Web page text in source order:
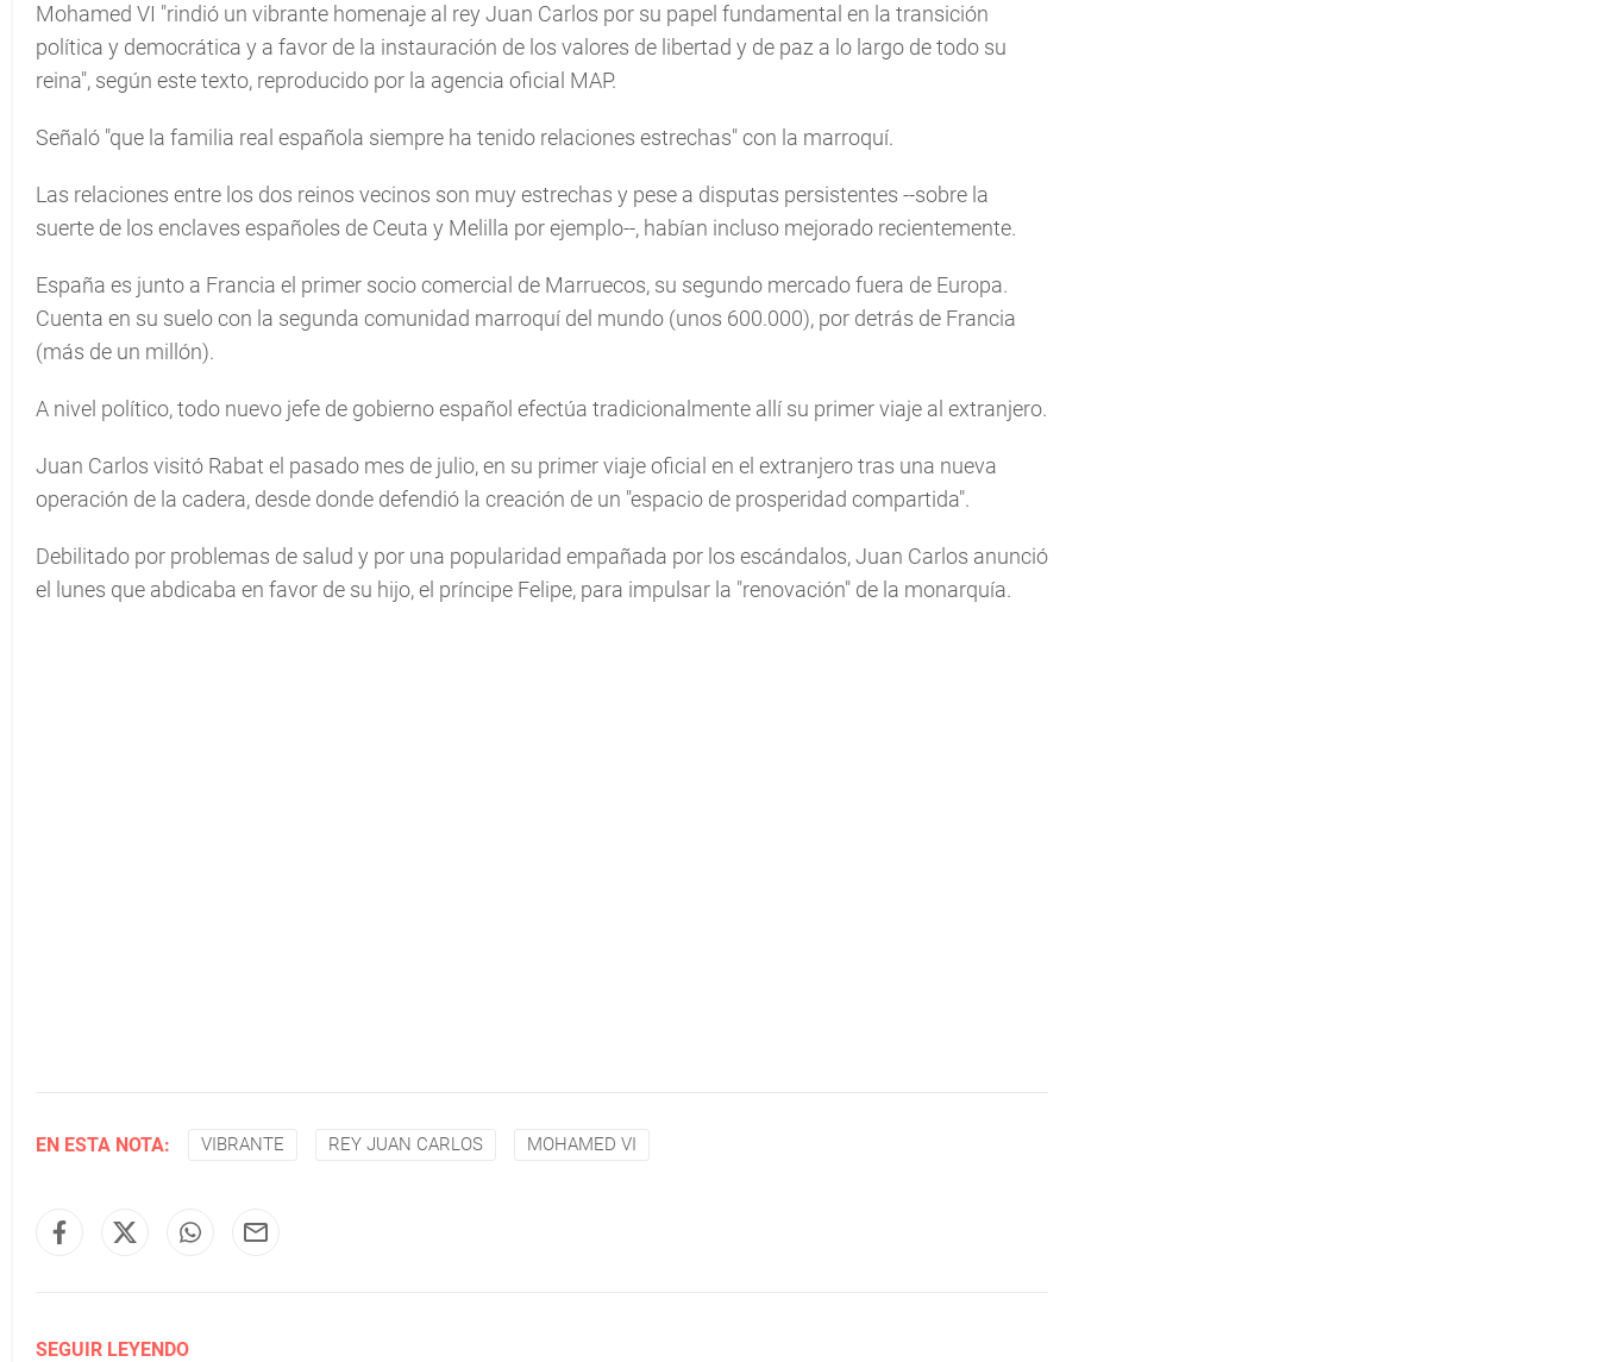
Mohamed VI "rindió un vibrante homenaje al rey Juan Carlos por su papel fundamental en la transición
política y democrática y a favor de la instauración de los valores de libertad y de paz a lo largo de todo su
reina", según este texto, reproducido por la agencia oficial MAP.
Señaló "que la familia real española siempre ha tenido relaciones estrechas" con la marroquí.
Las relaciones entre los dos reinos vecinos son muy estrechas y pese a disputas persistentes --sobre la
suerte de los enclaves españoles de Ceuta y Melilla por ejemplo--, habían incluso mejorado recientemente.
España es junto a Francia el primer socio comercial de Marruecos, su segundo mercado fuera de Europa.
Cuenta en su suelo con la segunda comunidad marroquí del mundo (unos 600.000), por detrás de Francia
(más de un millón).
A nivel político, todo nuevo jefe de gobierno español efectúa tradicionalmente allí su primer viaje al extranjero.
Juan Carlos visitó Rabat el pasado mes de julio, en su primer viaje oficial en el extranjero tras una nueva
operación de la cadera, desde donde defendió la creación de un "espacio de prosperidad compartida".
Debilitado por problemas de salud y por una popularidad empañada por los escándalos, Juan Carlos anunció
el lunes que abdicaba en favor de su hijo, el príncipe Felipe, para impulsar la "renovación" de la monarquía.
EN ESTA NOTA: VIBRANTE REY JUAN CARLOS MOHAMED VI
SEGUIR LEYENDO